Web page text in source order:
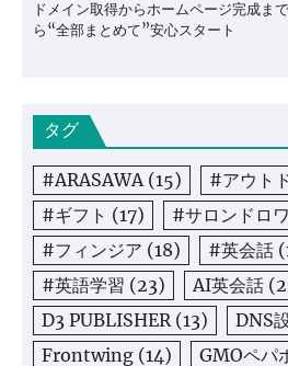
ドメイン取得からホームページ完成ま
ら“全部まとめて”安心スタート
タグ
#ARASAWA (15) #アウト
#ギフト (17) #サロンドロ
#フィンジア (18) #英会話
#英語学習 (23) AI英会話
D3 PUBLISHER (13) DNS
Frontwing (14) GMOペパ